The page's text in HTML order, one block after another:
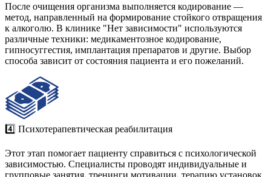
После очищения организма выполняется кодирование —
метод, направленный на формирование стойкого отвращения
к алкоголю. В клинике "Нет зависимости" используются
различные техники: медикаментозное кодирование,
гипносуггестия, имплантация препаратов и другие. Выбор
способа зависит от состояния пациента и его пожеланий.
4️⃣ Психотерапевтическая реабилитация
Этот этап помогает пациенту справиться с психологической
зависимостью. Специалисты проводят индивидуальные и
групповые занятия, тренинги мотивации, терапию установок